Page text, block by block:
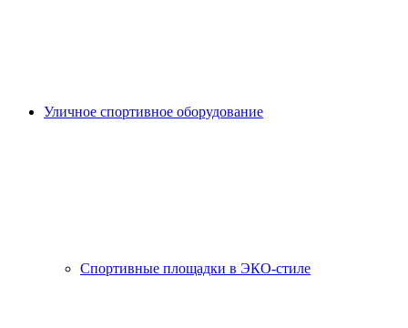
Уличное спортивное оборудование
Спортивные площадки в ЭКО-стиле